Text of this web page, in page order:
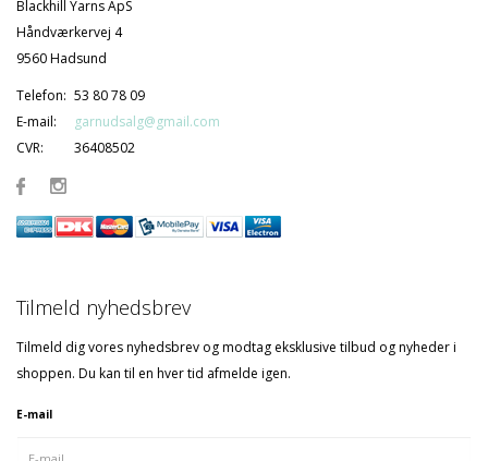
Blackhill Yarns ApS
Håndværkervej 4
9560 Hadsund
Telefon: 53 80 78 09
E-mail:
garnudsalg@gmail.com
CVR:
36408502
Tilmeld nyhedsbrev
Tilmeld dig vores nyhedsbrev og modtag eksklusive tilbud og nyheder i
shoppen. Du kan til en hver tid afmelde igen.
E-mail